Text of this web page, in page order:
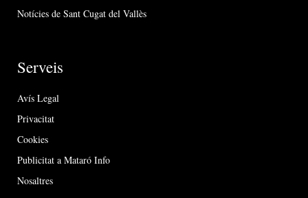
Notícies de Sant Cugat del Vallès
Serveis
Avís Legal
Privacitat
Cookies
Publicitat a Mataró Info
Nosaltres